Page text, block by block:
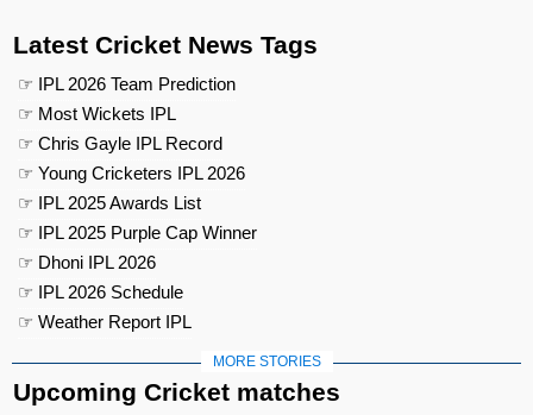
Latest Cricket News Tags
☞ IPL 2026 Team Prediction
☞ Most Wickets IPL
☞ Chris Gayle IPL Record
☞ Young Cricketers IPL 2026
☞ IPL 2025 Awards List
☞ IPL 2025 Purple Cap Winner
☞ Dhoni IPL 2026
☞ IPL 2026 Schedule
☞ Weather Report IPL
MORE STORIES
Upcoming Cricket matches